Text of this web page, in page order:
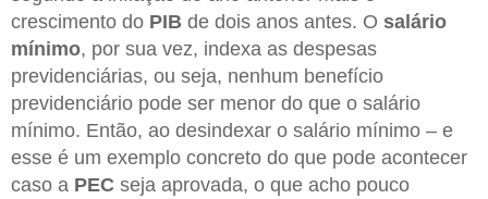
crescimento do PIB de dois anos antes. O salário
mínimo, por sua vez, indexa as despesas
previdenciárias, ou seja, nenhum benefício
previdenciário pode ser menor do que o salário
mínimo. Então, ao desindexar o salário mínimo – e
esse é um exemplo concreto do que pode acontecer
caso a PEC seja aprovada, o que acho pouco